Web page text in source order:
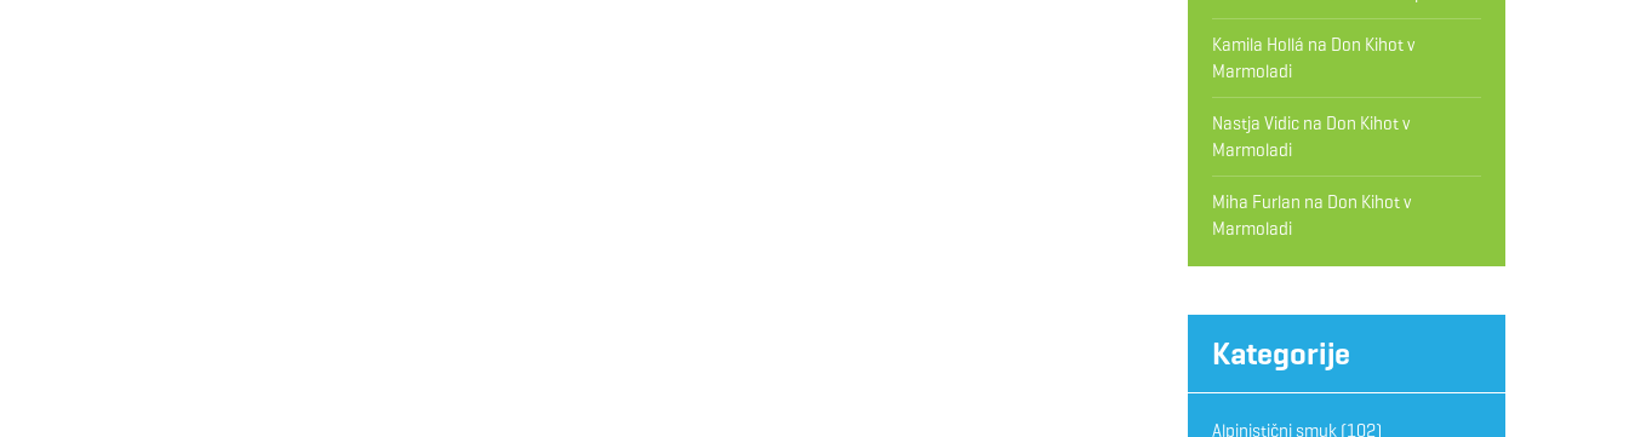
Kamila Hollá na Don Kihot v
Marmoladi
Nastja Vidicna Don Kihot v
Marmoladi
Miha Furlan na Don Kihot v
Marmoladi
Kategorije
Alpinistični smuk(102)